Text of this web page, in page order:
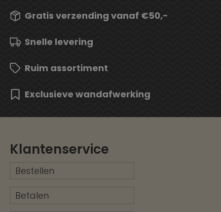
Gratis verzending vanaf €50,-
Snelle levering
Ruim assortiment
Exclusieve wandafwerking
Klantenservice
Bestellen
Betalen